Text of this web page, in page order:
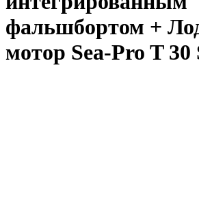
фальшбортом +
мотор Sea-Pro T 30